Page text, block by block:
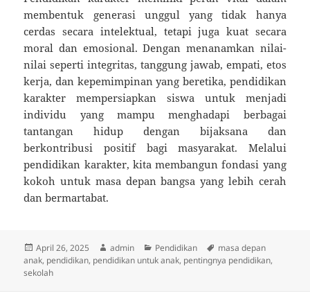
membentuk generasi unggul yang tidak hanya
cerdas secara intelektual, tetapi juga kuat secara
moral dan emosional. Dengan menanamkan nilai-
nilai seperti integritas, tanggung jawab, empati, etos
kerja, dan kepemimpinan yang beretika, pendidikan
karakter mempersiapkan siswa untuk menjadi
individu yang mampu menghadapi berbagai
tantangan hidup dengan bijaksana dan
berkontribusi positif bagi masyarakat. Melalui
pendidikan karakter, kita membangun fondasi yang
kokoh untuk masa depan bangsa yang lebih cerah
dan bermartabat.
Posted
on
April 26, 2025 Author
admin Categories
Pendidikan Tags
masa depan
anak, pendidikan, pendidikan untuk anak, pentingnya pendidikan,
sekolah